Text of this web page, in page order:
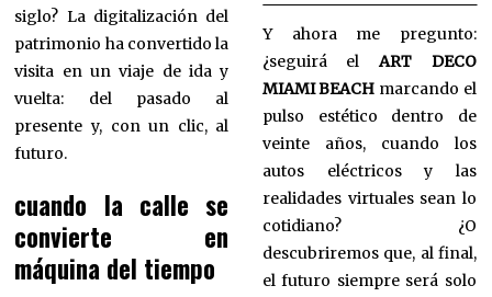
siglo? La digitalización del
patrimonio ha convertido la
visita en un viaje de ida y
vuelta: del pasado al
presente y, con un clic, al
futuro.
cuando la calle se
convierte en
máquina del tiempo
Y ahora me pregunto:
¿seguirá elART DECO
MIAMI BEACHmarcando el
pulso estético dentro de
veinte años, cuando los
autos eléctricos y las
realidades virtuales sean lo
cotidiano? ¿O
descubriremos que, al final,
el futuro siempre será solo